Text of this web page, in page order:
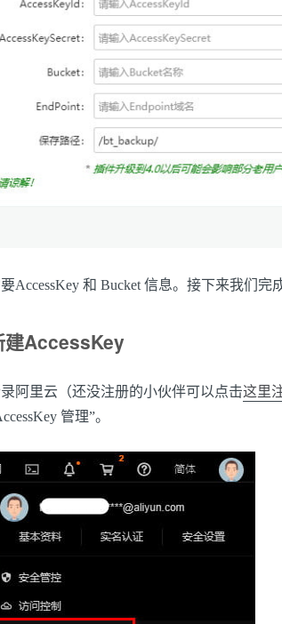
AccessKey 和 Bucket 信息。接下来我们完
建AccessKey
阿里云（还没注册的小伙伴可以点击这里
管理”。